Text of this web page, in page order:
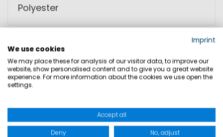
Polyester
PRODUKTSICHERHEIT
Imprint
We use cookies
We may place these for analysis of our visitor data, to improve our
website, show personalised content and to give you a great website
experience. For more information about the cookies we use open the
settings.
Accept all
Deny No, adjust